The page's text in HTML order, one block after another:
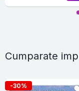
Cumparate
-30%